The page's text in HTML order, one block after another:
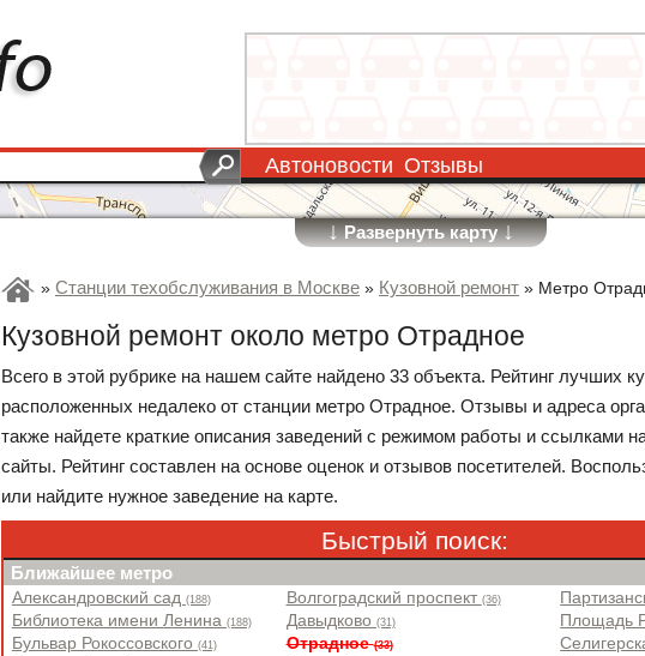
Автоновости Отзывы
↓Развернуть карту↓
» Станции техобслуживания в Москве » Кузовной ремонт » Метро
Кузовной ремонт около метро Отрадное
Всего в этой рубрике на нашем сайте найдено 33 объекта. Рейтинг лучших
расположенных недалеко от станции метро Отрадное. Отзывы и адреса
также найдете краткие описания заведений с режимом работы и ссылками
сайты. Рейтинг составлен на основе оценок и отзывов посетителей.
или найдите нужное заведение на карте.
Быстрый поиск:
Ближайшее метро
Александровский сад (188)
Библиотека имени Ленина (188)
Бульвар Рокоссовского (41)
Волгоградский проспект (36)
Давыдково (31)
Отрадное(33)
Площадь